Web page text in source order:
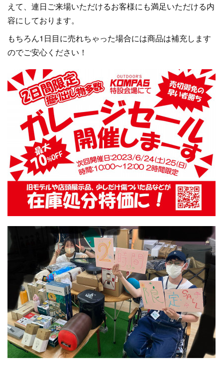
えて、連日ご来場いただけるお客様にも満足いただける内
容にしております。
もちろん1日目に売れちゃった場合には商品は補充します
のでご安心ください！